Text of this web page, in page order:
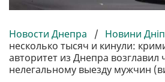
Новости Днепра / Новини
несколько тысяч и кинули:
авторитет из Днепра
нелегальному выезду мужчин